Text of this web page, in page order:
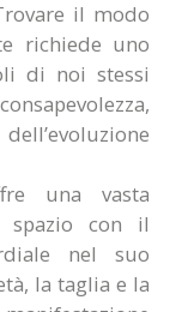
il modo
richiede uno
di noi stessi
una vasta
spazio con il
nel suo
la taglia e la